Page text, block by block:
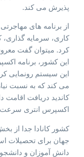
پذیرش می کند.
از برنامه های
کاری، سرمایه
کرد. میتوان گفت
این سیستم رونمایی
می کند که به نسبت
کاندید دریافت اقامت
اکسپرس انتری سرعت
کشور کانادا جدا از
جهان برای تحصیلات
دانش آموزان و